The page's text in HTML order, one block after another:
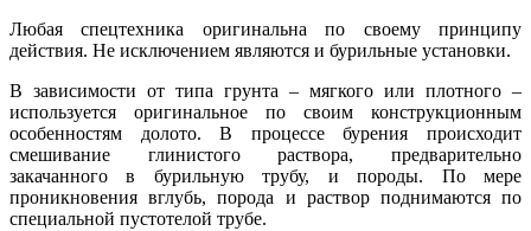
Любая спецтехника оригинальна по своему принципу
действия. Не исключением являются и бурильные установки.
В зависимости от типа грунта – мягкого или плотного –
используется оригинальное по своим конструкционным
особенностям долото. В процессе бурения происходит
смешивание глинистого раствора, предварительно
закачанного в бурильную трубу, и породы. По мере
проникновения вглубь, порода и раствор поднимаются по
специальной пустотелой трубе.